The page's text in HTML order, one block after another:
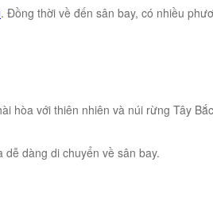
. Đồng thời về đến sân bay, có nhiều
hòa với thiên nhiên và núi rừng Tây
dễ dàng di chuyển về sân bay.